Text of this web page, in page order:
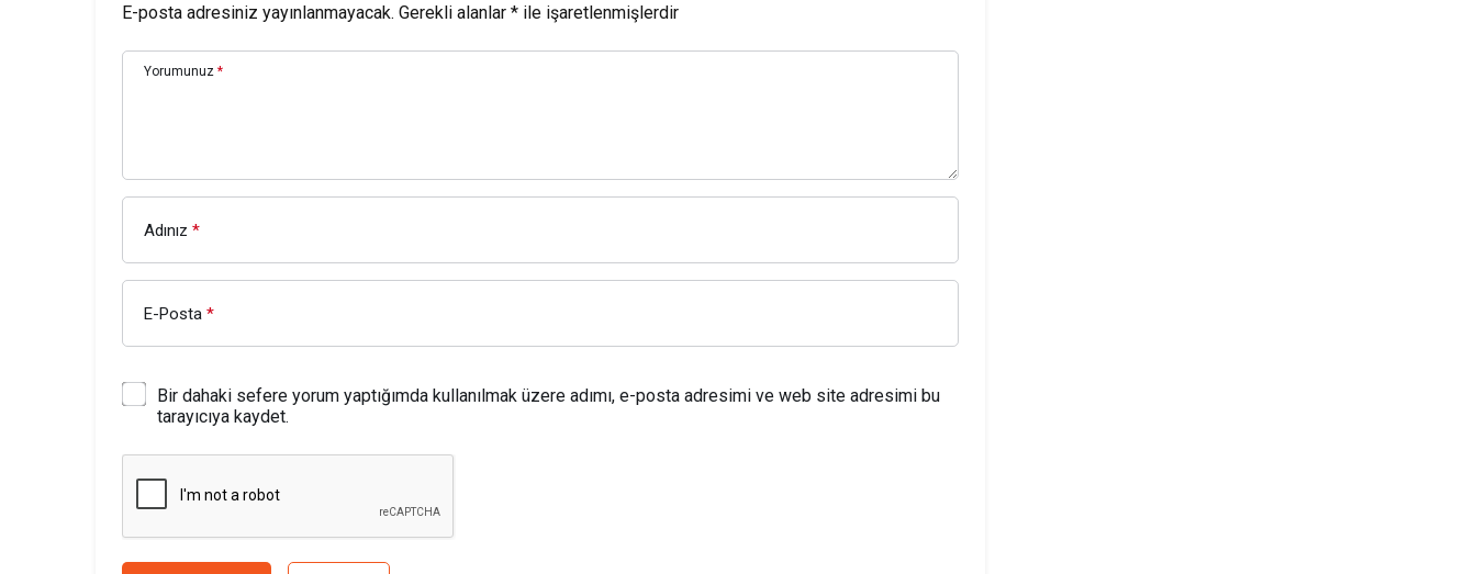
E-posta adresiniz yayınlanmayacak. Gerekli alanlar * ile işaretlenmişlerdir
Yorumunuz *
Adınız *
E-Posta *
Bir dahaki sefere yorum yaptığımda kullanılmak üzere adımı, e-posta adresimi ve web site adresimi bu
tarayıcıya kaydet.